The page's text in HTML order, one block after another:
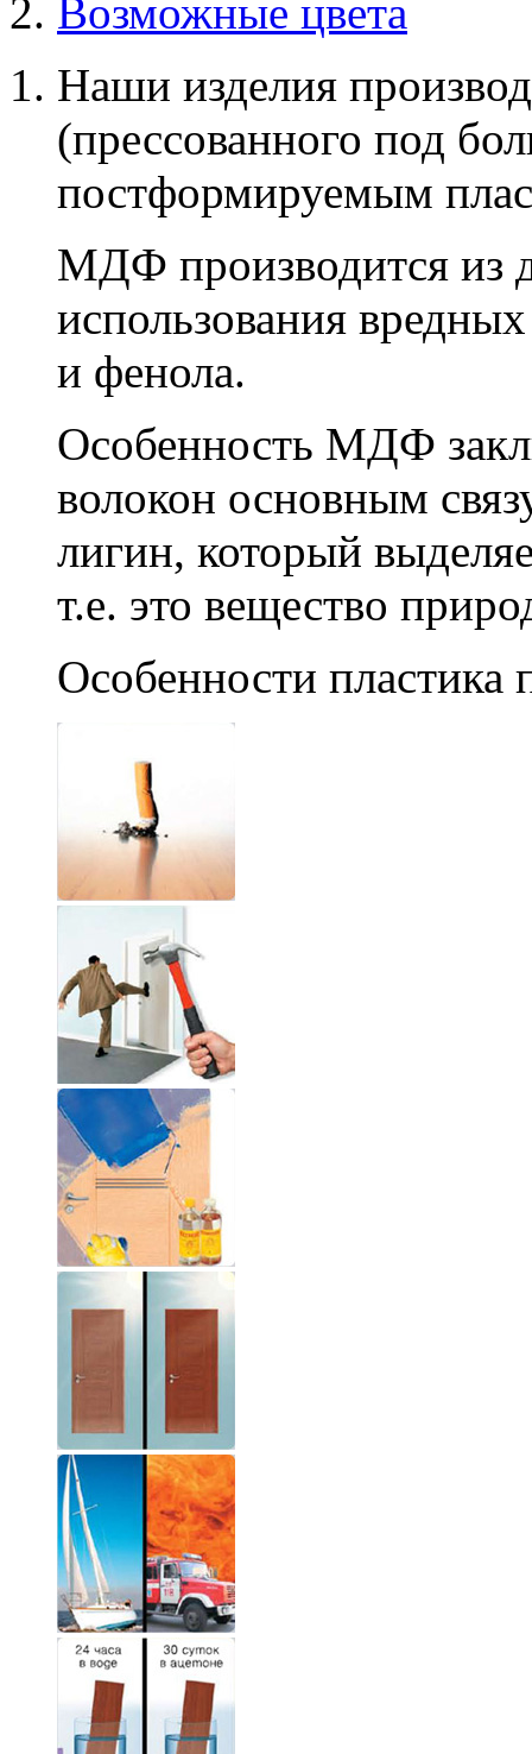
Возможные цвета
Наши изделия
(прессованного под
постформируемым
МДФ производится из
использования
и фенола.
Особенность МДФ
волокон основным
лигин, который
т.е. это вещество
Особенности